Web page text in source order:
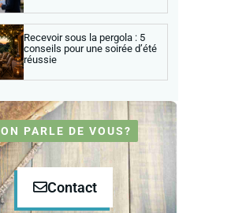
Recevoir sous la pergola : 5
conseils pour une soirée d’été
réussie
ON PARLE DE VOUS?
Contact